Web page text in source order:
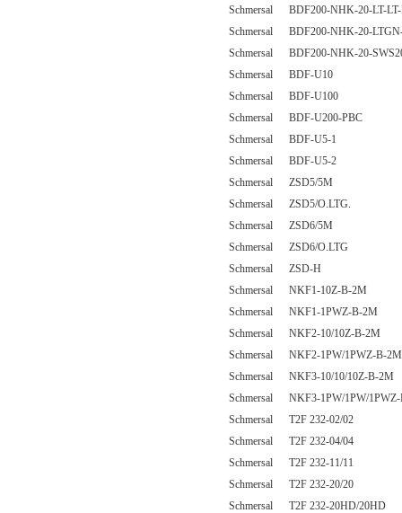
Schmersal BDF200-NHK-20-LT-LT-
Schmersal BDF200-NHK-20-
Schmersal BDF200-NHK-20-
Schmersal BDF-U10
Schmersal BDF-U100
Schmersal BDF-U200-PBC
Schmersal BDF-U5-1
Schmersal BDF-U5-2
Schmersal ZSD5/5M
Schmersal ZSD5/O.LTG.
Schmersal ZSD6/5M
Schmersal ZSD6/O.LTG
Schmersal ZSD-H
Schmersal NKF1-10Z-B-2M
Schmersal NKF1-1PWZ-B-2M
Schmersal NKF2-10/10Z-B-2M
Schmersal NKF2-1PW/1PWZ-B-2M
Schmersal NKF3-10/10/10Z-B-2M
Schmersal NKF3-1PW/1PW/
Schmersal T2F 232-02/02
Schmersal T2F 232-04/04
Schmersal T2F 232-11/11
Schmersal T2F 232-20/20
Schmersal T2F 232-20HD/20HD